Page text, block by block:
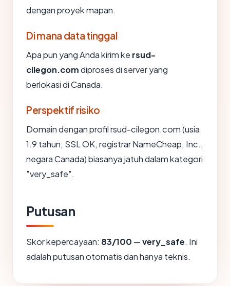
dengan proyek mapan.
Di mana data tinggal
Apa pun yang Anda kirim ke rsud-
cilegon.comdiproses di server yang
berlokasi di Canada.
Perspektif risiko
Domain dengan profil rsud-cilegon.com (usia
1.9 tahun, SSL OK, registrar NameCheap, Inc.,
negara Canada) biasanya jatuh dalam kategori
"very_safe".
Putusan
Skor kepercayaan: 83/100 —very_safe. Ini
adalah putusan otomatis dan hanya teknis.